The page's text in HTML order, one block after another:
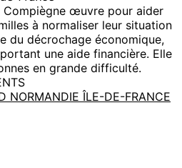
Compiègne œuvre pour aider
à normaliser leur situation
du décrochage économique,
une aide financière. Elle
en grande difficulté.
NORMANDIE ÎLE-DE-FRANCE